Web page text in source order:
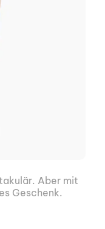
Aber mit
Geschenk.